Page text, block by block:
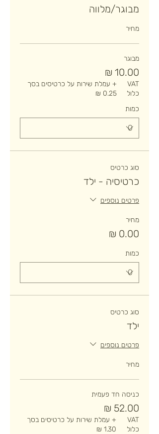
מבוגר/מלווה
מחיר
מבוגר
VAT
כלול
+ עמלת שירות על כרטיסים בסך
‏0.25 ‏₪
כמות
סוג כרטיס
כרטיסיה - ילד
פרטים נוספים
מחיר
כמות
סוג כרטיס
ילד
פרטים נוספים
מחיר
כניסה חד פעמית
VAT
כלול
+ עמלת שירות על כרטיסים בסך